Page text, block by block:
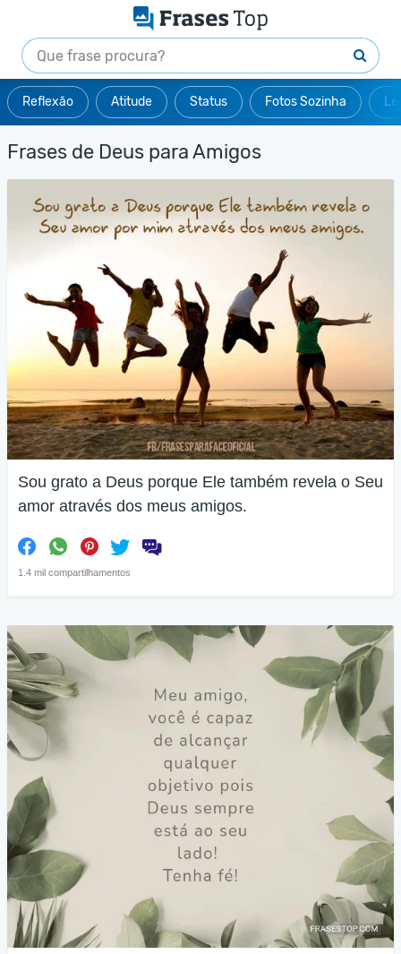
Reflexão Atitude Status Fotos Sozinha
Frases de Deus para Amigos
Sou grato a Deus porque Ele também revela o Seu
amor através dos meus amigos.
1.4 mil compartilhamentos